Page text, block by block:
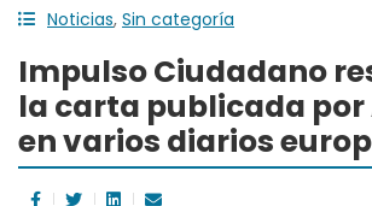
Noticias, Sin categoría
Impulso Ciudadano
la carta publicada por
en varios diarios